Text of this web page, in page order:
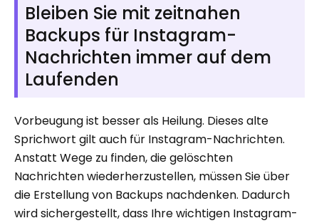
Bleiben Sie mit zeitnahen
Backups für Instagram-
Nachrichten immer auf dem
Laufenden
Vorbeugung ist besser als Heilung. Dieses alte
Sprichwort gilt auch für Instagram-Nachrichten.
Anstatt Wege zu finden, die gelöschten
Nachrichten wiederherzustellen, müssen Sie über
die Erstellung von Backups nachdenken. Dadurch
wird sichergestellt, dass Ihre wichtigen Instagram-